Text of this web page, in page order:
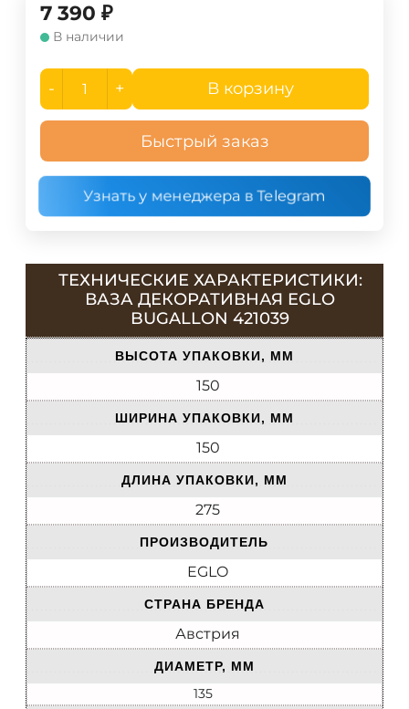
7 390 ₽
В наличии
- + В корзину
Быстрый заказ
Узнать у менеджера в Telegram
ТЕХНИЧЕСКИЕ ХАРАКТЕРИСТИКИ:
ВАЗА ДЕКОРАТИВНАЯ EGLO
BUGALLON 421039
ВЫСОТА УПАКОВКИ, ММ
150
ШИРИНА УПАКОВКИ, ММ
150
ДЛИНА УПАКОВКИ, ММ
275
ПРОИЗВОДИТЕЛЬ
EGLO
СТРАНА БРЕНДА
Австрия
ДИАМЕТР, ММ
135